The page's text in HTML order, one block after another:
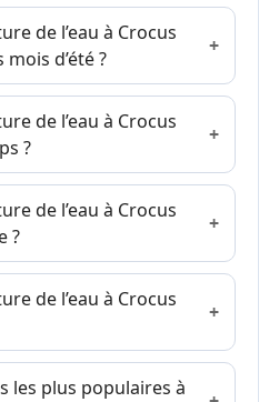
de l’eau à Crocus
d’été ?
de l’eau à Crocus
?
de l’eau à Crocus
?
de l’eau à Crocus
les plus populaires à